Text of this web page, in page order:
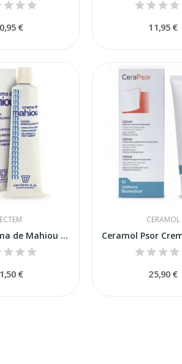
€ 11,95 €
Vectem Crema de Mahiou 75ml
€
CERAMOL
25,90 €